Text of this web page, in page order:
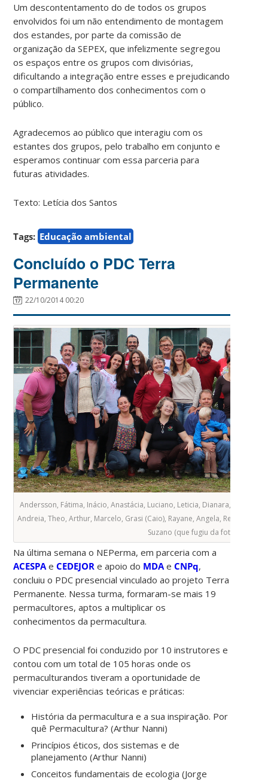
Um descontentamento do de todos os grupos
envolvidos foi um não entendimento de montagem
dos estandes, por parte da comissão de
organização da SEPEX, que infelizmente segregou
os espaços entre os grupos com divisórias,
dificultando a integração entre esses e prejudicando
o compartilhamento dos conhecimentos com o
público.
Agradecemos ao público que interagiu com os
estantes dos grupos, pelo trabalho em conjunto e
esperamos continuar com essa parceria para
futuras atividades.
Texto: Letícia dos Santos
Tags: Educação ambiental
Concluído o PDC Terra
Permanente
22/10/2014 00:20
Andersson, Fátima, Inácio, Anastácia, Luciano, Leticia, Dianara, Soraya,
Andreia, Theo, Arthur, Marcelo, Grasi (Caio), Rayane, Angela, Reynaldo,
Suzano (que fugiu da foto).
Na última semana o NEPerma, em parceria com a
ACESPA eCEDEJOR e apoio do MDA eCNPq,
concluiu o PDC presencial vinculado ao projeto Terra
Permanente. Nessa turma, formaram-se mais 19
permacultores, aptos a multiplicar os
conhecimentos da permacultura.
O PDC presencial foi conduzido por 10 instrutores e
contou com um total de 105 horas onde os
permaculturandos tiveram a oportunidade de
vivenciar experiências teóricas e práticas:
História da permacultura e a sua inspiração. Por
quê Permacultura? (Arthur Nanni)
Princípios éticos, dos sistemas e de
planejamento (Arthur Nanni)
Conceitos fundamentais de ecologia (Jorge